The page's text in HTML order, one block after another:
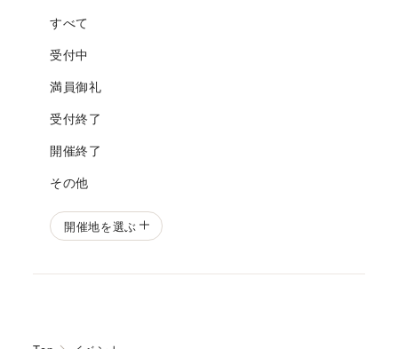
すべて
受付中
満員御礼
受付終了
開催終了
その他
開催地を選ぶ